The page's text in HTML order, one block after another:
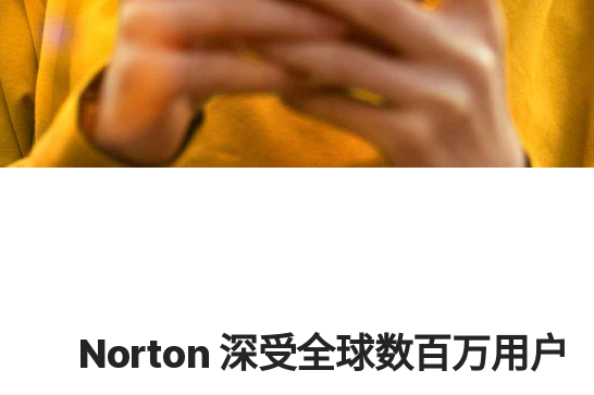
Norton 深受全球数百万用户